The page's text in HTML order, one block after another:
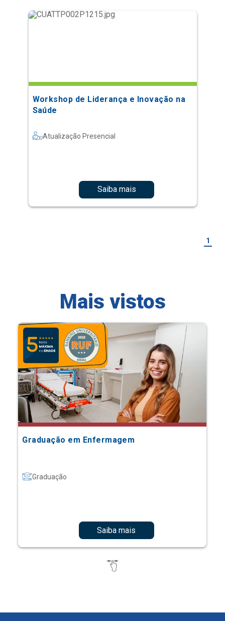
Workshop de Liderança e Inovação na
Saúde
Atualização Presencial
Saiba mais
1
Mais vistos
Graduação em Enfermagem
Graduação
Saiba mais